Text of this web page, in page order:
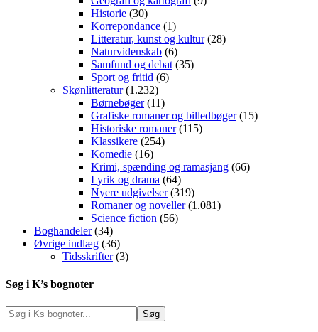
Historie (30)
Korrepondance (1)
Litteratur, kunst og kultur(28)
Naturvidenskab (6)
Samfund og debat (35)
Sport og fritid (6)
Skønlitteratur(1.232)
Børnebøger(11)
Grafiske romaner og billedbøger(15)
Historiske romaner(115)
Klassikere (254)
Komedie (16)
Krimi, spænding og ramasjang (66)
Lyrik og drama (64)
Nyere udgivelser(319)
Romaner og noveller(1.081)
Science fiction (56)
Boghandeler(34)
Øvrige indlæg (36)
Tidsskrifter(3)
Søg i K’s bognoter